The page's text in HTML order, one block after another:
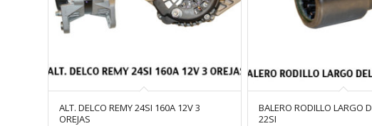
ascendente
ALT. DELCO REMY 24SI 160A 12V 3
OREJAS
BALERO RODILLO LARGO
22SI